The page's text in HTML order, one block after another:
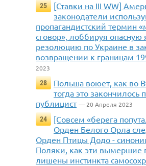
25
[Ставки на III WW]
законодатели
пропагандистский термин
сговор», лоббируя опасную
резолюцию по Украине в
возвращении к границам
2023
28
Польша воюет, как во
тогда это
публицист — 20 Апреля 2023
24
[Совсем «берега
Орден Белого Орла
Орден Птицы Додо -
Поляки, как эти вымершие
лишены инстинкта